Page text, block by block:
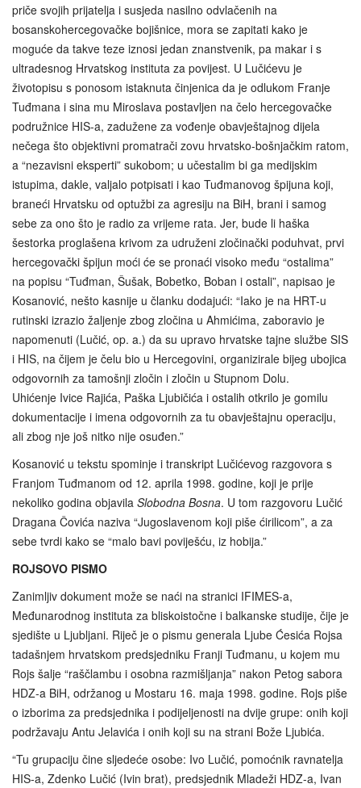
priče svojih prijatelja i susjeda nasilno odvlačenih na
bosanskohercegovačke bojišnice, mora se zapitati kako je
moguće da takve teze iznosi jedan znanstvenik, pa makar i s
ultradesnog Hrvatskog instituta za povijest. U Lučićevu je
životopisu s ponosom istaknuta činjenica da je odlukom Franje
Tuđmana i sina mu Miroslava postavljen na čelo hercegovačke
podružnice HIS-a, zadužene za vođenje obavještajnog dijela
nečega što objektivni promatrači zovu hrvatsko-bošnjačkim ratom,
a “nezavisni eksperti” sukobom; u učestalim bi ga medijskim
istupima, dakle, valjalo potpisati i kao Tuđmanovog špijuna koji,
braneći Hrvatsku od optužbi za agresiju na BiH, brani i samog
sebe za ono što je radio za vrijeme rata. Jer, bude li haška
šestorka proglašena krivom za udruženi zločinački poduhvat, prvi
hercegovački špijun moći će se pronaći visoko među “ostalima”
na popisu “Tuđman, Šušak, Bobetko, Boban i ostali”, napisao je
Kosanović, nešto kasnije u članku dodajući: “Iako je na HRT-u
rutinski izrazio žaljenje zbog zločina u Ahmićima, zaboravio je
napomenuti (Lučić, op. a.) da su upravo hrvatske tajne službe SIS
i HIS, na čijem je čelu bio u Hercegovini, organizirale bijeg ubojica
odgovornih za tamošnji zločin i zločin u Stupnom Dolu.
Uhićenje Ivice Rajića, Paška Ljubičića i ostalih otkrilo je gomilu
dokumentacije i imena odgovornih za tu obavještajnu operaciju,
ali zbog nje još nitko nije osuđen.”
Kosanović u tekstu spominje i transkript Lučićevog razgovora s
Franjom Tuđmanom od 12. aprila 1998. godine, koji je prije
nekoliko godina objavila Slobodna Bosna. U tom razgovoru Lučić
Dragana Čovića naziva “Jugoslavenom koji piše ćirilicom”, a za
sebe tvrdi kako se “malo bavi poviješću, iz hobija.”
ROJSOVO PISMO
Zanimljiv dokument može se naći na stranici IFIMES-a,
Međunarodnog instituta za bliskoistočne i balkanske studije, čije je
sjedište u Ljubljani. Riječ je o pismu generala Ljube Ćesića Rojsa
tadašnjem hrvatskom predsjedniku Franji Tuđmanu, u kojem mu
Rojs šalje “raščlambu i osobna razmišljanja” nakon Petog sabora
HDZ-a BiH, održanog u Mostaru 16. maja 1998. godine. Rojs piše
o izborima za predsjednika i podijeljenosti na dvije grupe: onih koji
podržavaju Antu Jelavića i onih koji su na strani Bože Ljubića.
“Tu grupaciju čine sljedeće osobe: Ivo Lučić, pomoćnik ravnatelja
HIS-a, Zdenko Lučić (Ivin brat), predsjednik Mladeži HDZ-a, Ivan